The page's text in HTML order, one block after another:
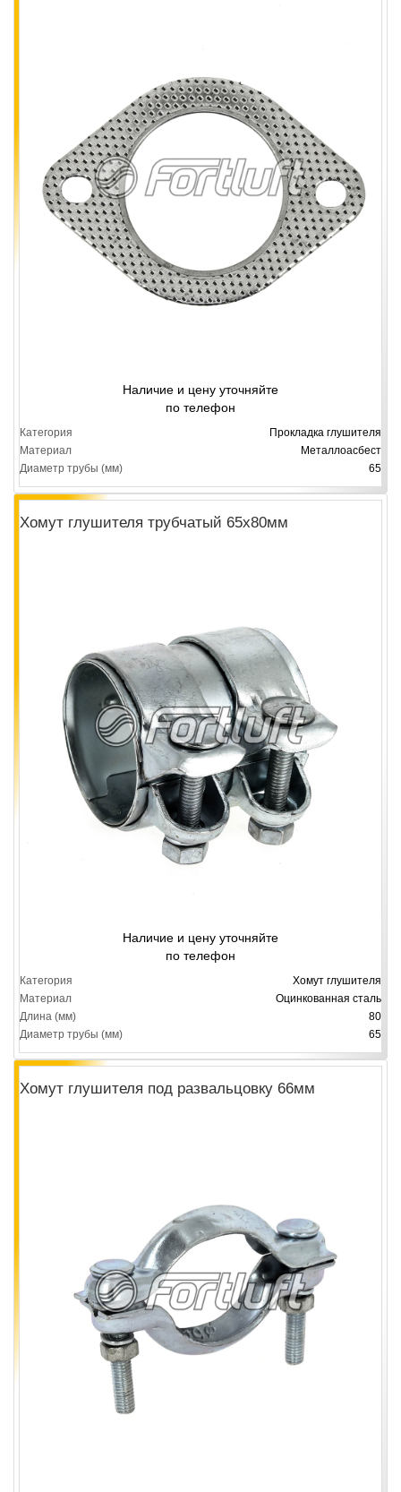
Наличие и цену уточняйте
по телефон
Категория
Прокладка глушителя
Материал
Металлоасбест
Диаметр трубы (мм)
65
Хомут глушителя трубчатый 65x80мм
Наличие и цену уточняйте
по телефон
Категория
Хомут глушителя
Материал
Оцинкованная сталь
Длина (мм)
80
Диаметр трубы (мм)
65
Хомут глушителя под развальцовку 66мм